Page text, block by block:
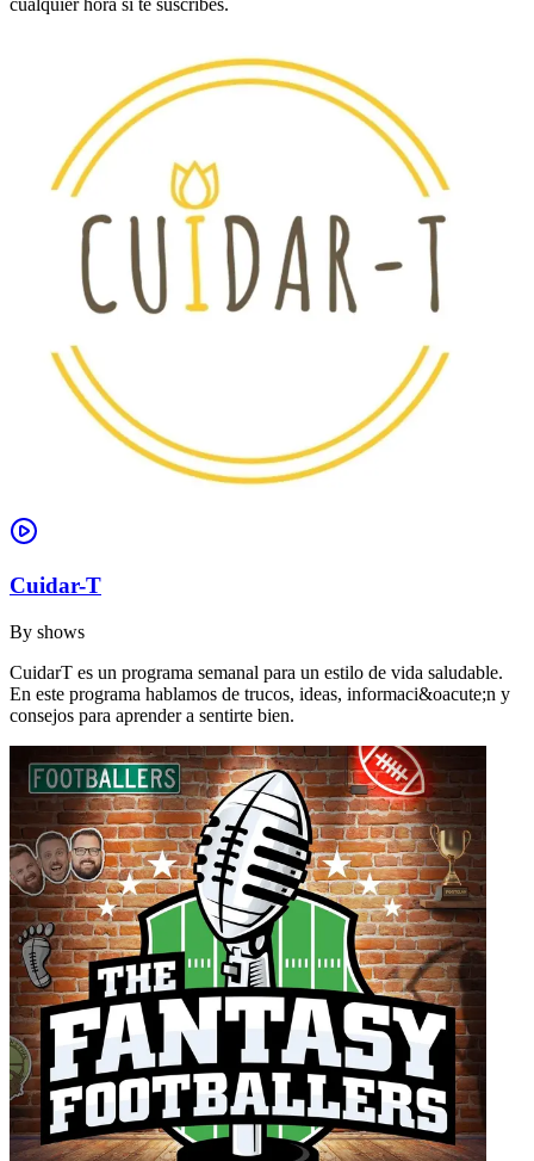
cualquier hora si te suscribes.
Cuidar-T
By shows
CuidarT es un programa semanal para un estilo de vida saludable.
En este programa hablamos de trucos, ideas, informaci&oacute;n y
consejos para aprender a sentirte bien.